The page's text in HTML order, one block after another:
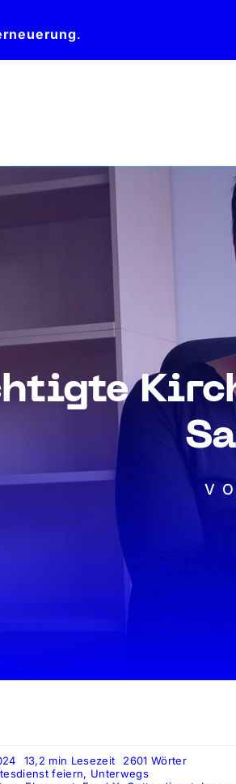
.
13,2 min Lesezeit
2601 Wörter
feiern, Unterwegs